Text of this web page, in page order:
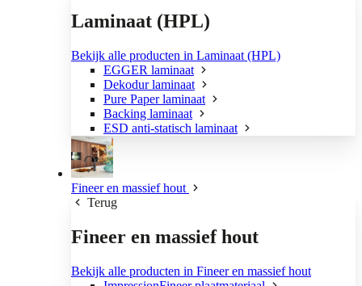
Laminaat (HPL)
Bekijk alle producten in Laminaat (HPL)
EGGER laminaat
Dekodur laminaat
Pure Paper laminaat
Backing laminaat
ESD anti-statisch laminaat
Fineer en massief hout
Terug
Fineer en massief hout
Bekijk alle producten in Fineer en massief hout